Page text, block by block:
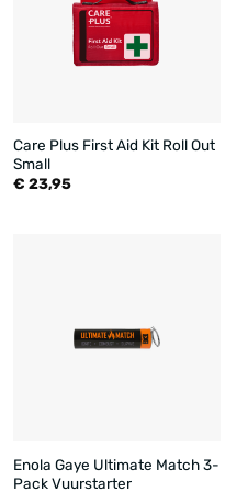
Care Plus First Aid Kit Roll Out
Small
€ 23,95
Enola Gaye Ultimate Match 3-
Pack Vuurstarter